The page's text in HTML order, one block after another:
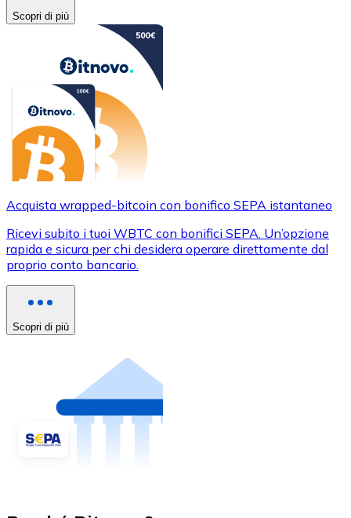
Scopri di più
Acquista wrapped-bitcoin con bonifico SEPA istantaneo
Ricevi subito i tuoi WBTC con bonifici SEPA. Un’opzione
rapida e sicura per chi desidera operare direttamente dal
proprio conto bancario.
Scopri di più